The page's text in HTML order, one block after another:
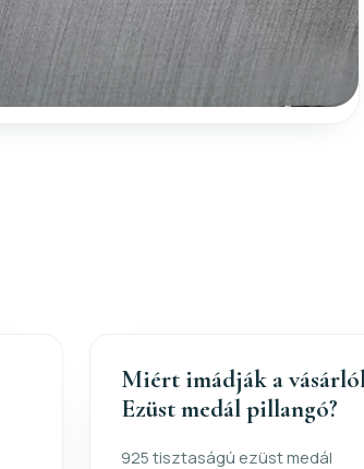
Miért imádják a
Ezüst medál pillangó?
925 tisztaságú ezüst medál